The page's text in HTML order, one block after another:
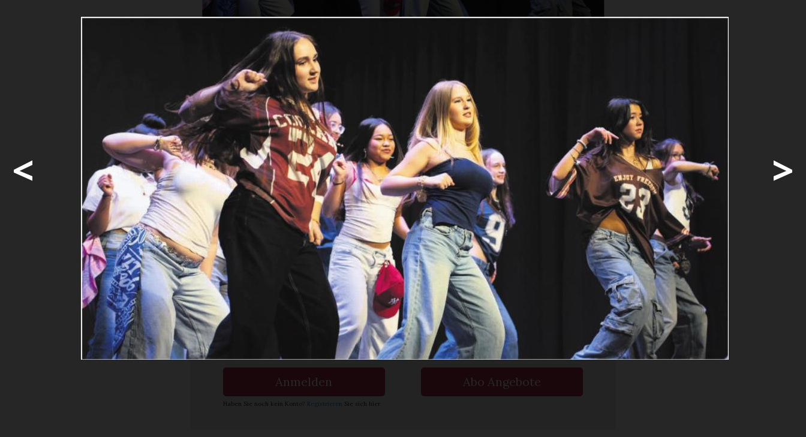
Hip-Hop – Streetdance für Kids, Teens und Erwachsene ist ein Spezialgebiet
vom Tanzlade. Hier lernt man Grundschritte und aufbauende
Schrittkombinationen kennen. Man erlebt, wie viel Fun und Action
dahinterstecken. Bilder: Stefan Hotz
Tanzlade-Show im Casino: Ganz viel Begeisterung und zweimal
ausverkauftes Haus
Wenn sich das Casino in eine pulsierende Tanzbühne verwandelt,
sind mitreissende Rhythmen, strahlende Gesichter und tosender
Applaus garantiert. Die Tanzlade-Show setzte dabei noch einen ...
Möchten Sie
weiterlesen?
Ja. Ich bin
Abonnent.
Anmelden
Haben Sie noch kein Konto? Registrieren Sie sich hier
Ja. Ich benötige
ein Abo.
Abo Angebote
< >